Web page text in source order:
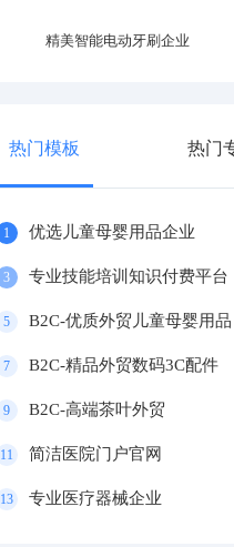
精美智能电动牙刷企业
热门模板 热门
1 优选儿童母婴用品企业
3 专业技能培训知识付费平台
5 B2C-优质外贸儿童母婴用品
7 B2C-精品外贸数码3C配件
9 B2C-高端茶叶外贸
11 简洁医院门户官网
13 专业医疗器械企业